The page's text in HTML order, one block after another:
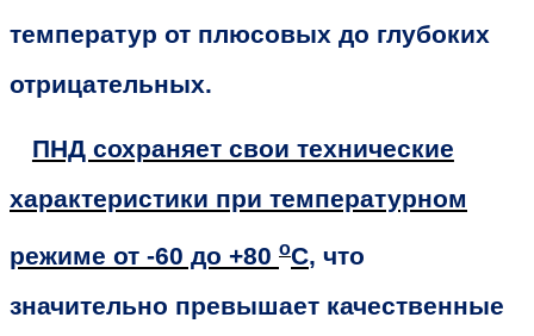
температур от плюсовых до глубоких
отрицательных.
ПНД сохраняет свои технические
характеристики при температурном
режиме от -60 до +80 оС, что
значительно превышает качественные